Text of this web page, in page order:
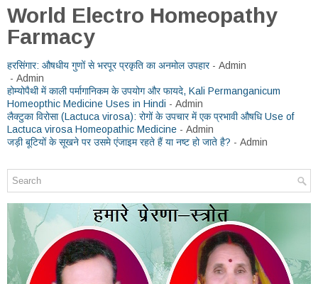
World Electro Homeopathy
Farmacy
हरसिंगार: औषधीय गुणों से भरपूर प्रकृति का अनमोल उपहार- Admin
- Admin
होम्योपैथी में काली पर्मागानिकम के उपयोग और फायदे, Kali Permanganicum
Homeopthic Medicine Uses in Hindi - Admin
लैक्टुका विरोसा (Lactuca virosa): रोगों के उपचार में एक प्रभावी औषधि Use of
Lactuca virosa Homeopathic Medicine - Admin
जड़ी बूटियों के सूखने पर उसमे एंजाइम रहते हैं या नष्ट हो जाते है? - Admin